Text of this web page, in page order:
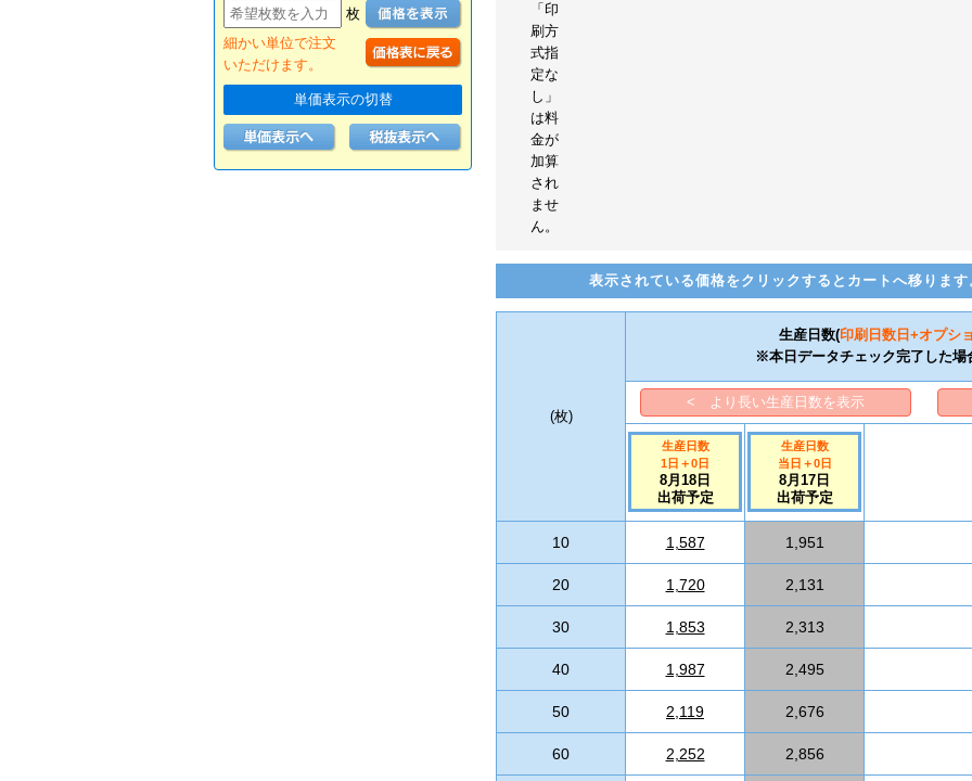
枚
細かい単位で注文
いただけます。
単価表示の切替
「印
刷方
式指
定な
し」
は料
金が
加算
され
ませ
ん。
表示されている価格をクリックするとカートへ移ります
(枚)
生産日数(印刷日数 日+オプシ
※本日データチェック完了した場
< より長い生産日数を表示
生産日数
1日 ＋0日
8月18日
出荷予定
生産日数
当日 ＋0日
8月17日
出荷予定
10 1,587 1,951
20 1,720 2,131
30 1,853 2,313
40 1,987 2,495
50 2,119 2,676
60 2,252 2,856